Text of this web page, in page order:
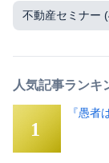
不動産セミナー
人気記事ランキ
『愚者